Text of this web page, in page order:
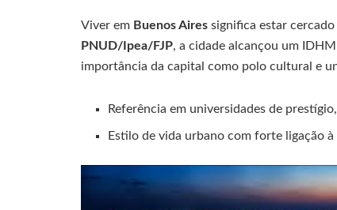
Viver em Buenos Aires significa estar
PNUD/Ipea/FJP, a cidade alcançou um
importância da capital como polo cultural e
Referência em universidades de
Estilo de vida urbano com forte ligação